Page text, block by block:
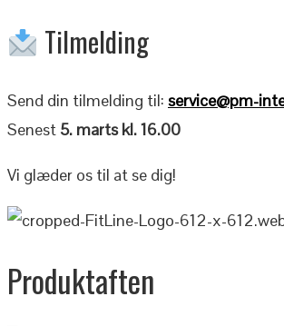
Tilmelding
Send din tilmelding til: service@pm-
Senest 5. marts kl. 16.00
Vi glæder os til at se dig!
Produktaften